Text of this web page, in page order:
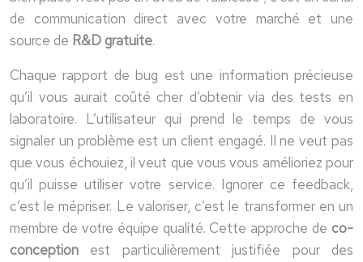
de communication direct avec votre marché et une
source de R&D gratuite.
Chaque rapport de bug est une information précieuse
qu’il vous aurait coûté cher d’obtenir via des tests en
laboratoire. L’utilisateur qui prend le temps de vous
signaler un problème est un client engagé. Il ne veut pas
que vous échouiez, il veut que vous vous amélioriez pour
qu’il puisse utiliser votre service. Ignorer ce feedback,
c’est le mépriser. Le valoriser, c’est le transformer en un
membre de votre équipe qualité. Cette approche de co-
conception est particulièrement justifiée pour des